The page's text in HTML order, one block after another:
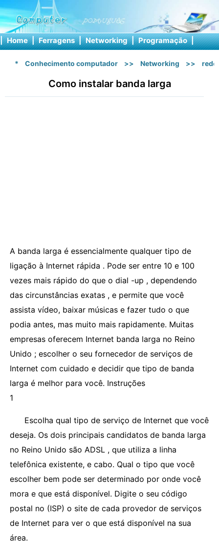
| Home | Ferragens | Networking | Programação |
* Conhecimento computador >> Networking >> rede
Como instalar banda larga
A banda larga é essencialmente qualquer tipo de
ligação à Internet rápida . Pode ser entre 10 e 100
vezes mais rápido do que o dial -up , dependendo
das circunstâncias exatas , e permite que você
assista vídeo, baixar músicas e fazer tudo o que
podia antes, mas muito mais rapidamente. Muitas
empresas oferecem Internet banda larga no Reino
Unido ; escolher o seu fornecedor de serviços de
Internet com cuidado e decidir que tipo de banda
larga é melhor para você. Instruções
1
Escolha qual tipo de serviço de Internet que você
deseja. Os dois principais candidatos de banda larga
no Reino Unido são ADSL , que utiliza a linha
telefônica existente, e cabo. Qual o tipo que você
escolher bem pode ser determinado por onde você
mora e que está disponível. Digite o seu código
postal no (ISP) o site de cada provedor de serviços
de Internet para ver o que está disponível na sua
área.